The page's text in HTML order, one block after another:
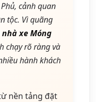
cảnh quan
tộc. Vì quãng
nhà xe Móng
chạy rõ ràng và
hành khách
nền tảng đặt